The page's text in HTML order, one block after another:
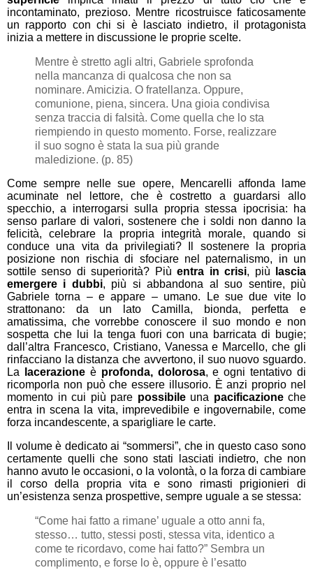
incontaminato, prezioso. Mentre ricostruisce faticosamente
un rapporto con chi si è lasciato indietro, il protagonista
inizia a mettere in discussione le proprie scelte.
Mentre è stretto agli altri, Gabriele sprofonda
nella mancanza di qualcosa che non sa
nominare. Amicizia. O fratellanza. Oppure,
comunione, piena, sincera. Una gioia condivisa
senza traccia di falsità. Come quella che lo sta
riempiendo in questo momento. Forse, realizzare
il suo sogno è stata la sua più grande
maledizione. (p. 85)
Come sempre nelle sue opere, Mencarelli affonda lame
acuminate nel lettore, che è costretto a guardarsi allo
specchio, a interrogarsi sulla propria stessa ipocrisia: ha
senso parlare di valori, sostenere che i soldi non danno la
felicità, celebrare la propria integrità morale, quando si
conduce una vita da privilegiati? Il sostenere la propria
posizione non rischia di sfociare nel paternalismo, in un
sottile senso di superiorità? Piùentra in crisi, più
lascia
emergere i dubbi, più si abbandona al suo sentire, più
Gabriele torna – e appare – umano. Le sue due vite lo
strattonano: da un lato Camilla, bionda, perfetta e
amatissima, che vorrebbe conoscere il suo mondo e non
sospetta che lui la tenga fuori con una barricata di bugie;
dall’altra Francesco, Cristiano, Vanessa e Marcello, che gli
rinfacciano la distanza che avvertono, il suo nuovo sguardo.
La
lacerazioneè profonda, dolorosa, e ogni tentativo di
ricomporla non può che essere illusorio. È anzi proprio nel
momento in cui più pare possibile una pacificazioneche
entra in scena la vita, imprevedibile e ingovernabile, come
forza incandescente, a sparigliare le carte.
Il volume è dedicato ai “sommersi”, che in questo caso sono
certamente quelli che sono stati lasciati indietro, che non
hanno avuto le occasioni, o la volontà, o la forza di cambiare
il corso della propria vita e sono rimasti prigionieri di
un’esistenza senza prospettive, sempre uguale a se stessa:
“Come hai fatto a rimane’ uguale a otto anni fa,
stesso… tutto, stessi posti, stessa vita, identico a
come te ricordavo, come hai fatto?” Sembra un
complimento, e forse lo è, oppure è l’esatto